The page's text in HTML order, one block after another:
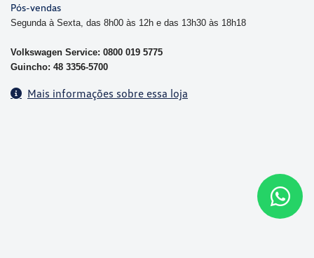
Pós-vendas
Segunda à Sexta, das 8h00 às 12h e das 13h30 às 18h18
Volkswagen Service: 0800 019 5775
Guincho: 48 3356-5700
Mais informações sobre essa loja